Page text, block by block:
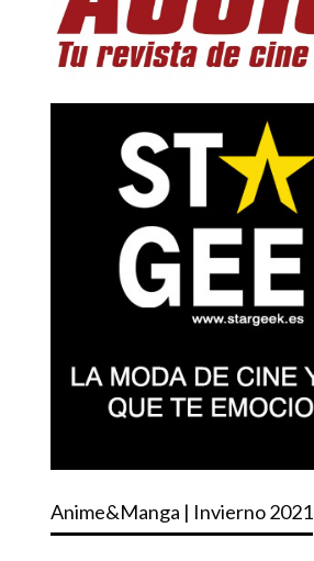
Anime&Manga | Invierno 2021